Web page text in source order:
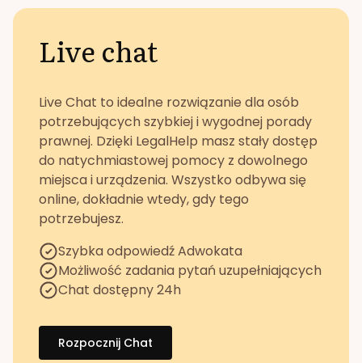
Live chat
Live Chat to idealne rozwiązanie dla osób
potrzebujących szybkiej i wygodnej porady
prawnej. Dzięki LegalHelp masz stały dostęp
do natychmiastowej pomocy z dowolnego
miejsca i urządzenia. Wszystko odbywa się
online, dokładnie wtedy, gdy tego
potrzebujesz.
Szybka odpowiedź Adwokata
Możliwość zadania pytań uzupełniających
Chat dostępny 24h
Rozpocznij Chat